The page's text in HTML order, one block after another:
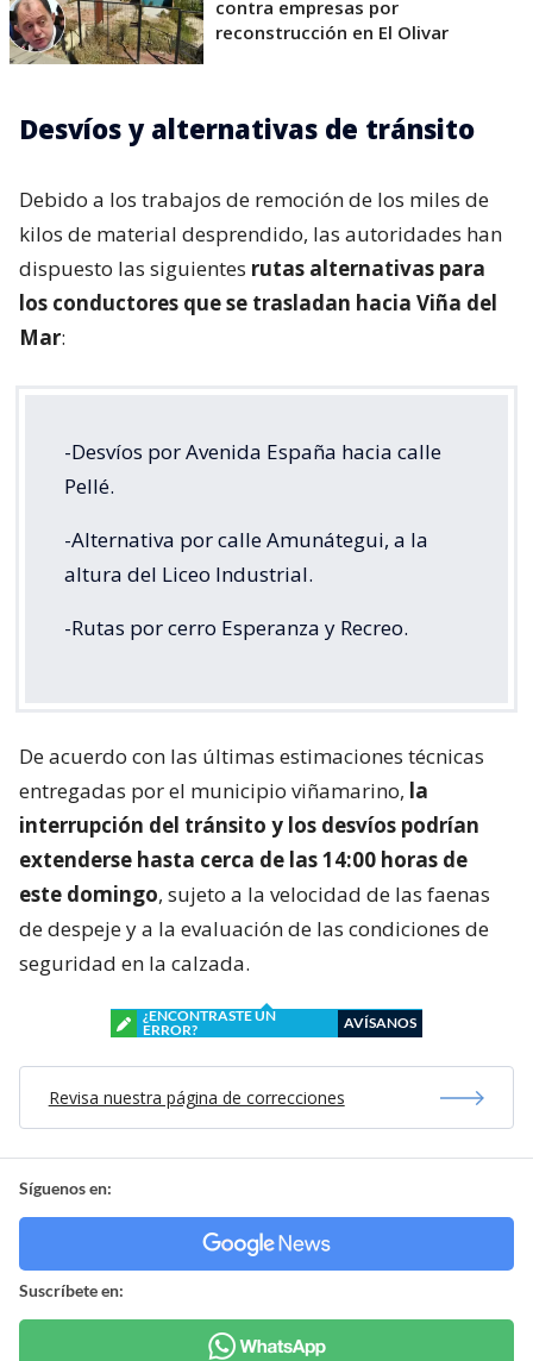
contra empresas por
reconstrucción en El Olivar
Desvíos y alternativas de tránsito
Debido a los trabajos de remoción de los miles de
kilos de material desprendido, las autoridades han
dispuesto las siguientes rutas alternativas para
los conductores que se trasladan hacia Viña del
Mar:
-Desvíos por Avenida España hacia calle
Pellé.
-Alternativa por calle Amunátegui, a la
altura del Liceo Industrial.
-Rutas por cerro Esperanza y Recreo.
De acuerdo con las últimas estimaciones técnicas
entregadas por el municipio viñamarino, la
interrupción del tránsito y los desvíos podrían
extenderse hasta cerca de las 14:00 horas de
este domingo, sujeto a la velocidad de las faenas
de despeje y a la evaluación de las condiciones de
seguridad en la calzada.
¿ENCONTRASTE UN
ERROR?
AVÍSANOS
Revisa nuestra página de correcciones
Síguenos en:
Suscríbete en: